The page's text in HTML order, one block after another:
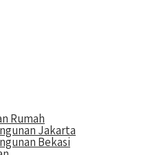
Rumah
Jakarta
Bekasi